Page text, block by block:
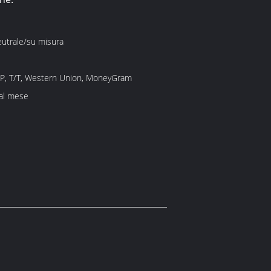
su misura
T/T, Western Union, MoneyGram
mese